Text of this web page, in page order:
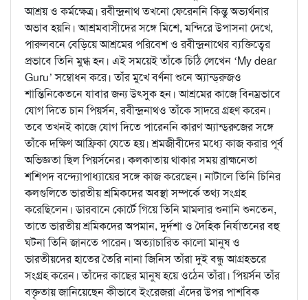
আশ্রয় ও কর্মক্ষেত্র। রবীন্দ্রনাথ তখনো ফেরেননি কিন্তু অভ্যর্থনার
অভাব হয়নি। আশ্রমবাসীদের সঙ্গে মিশে, মন্দিরে উপাসনা দেখে,
পারুলবনে বেড়িয়ে আশ্রমের পরিবেশ ও রবীন্দ্রনাথের ব্যক্তিত্বের
প্রভাবে তিনি মুগ্ধ হন। এই সময়েই তাঁকে চিঠি লেখেন ‘My dear
Guru’ সম্বোধন করে। তাঁর মুখে বর্ণনা শুনে অ্যান্ড্‌রুজও
শান্তিনিকেতনে যাবার জন্য উৎসুক হন। আশ্রমের কাজে বিনম্রভাবে
যোগ দিতে চান পিয়র্সন, রবীন্দ্রনাথও তাঁকে সাদরে গ্রহণ করেন।
তবে তখনই কাজে যোগ দিতে পারেননি কারণ অ্যান্ড্‌রুজের সঙ্গে
তাঁকে দক্ষিণ আফ্রিকা যেতে হয়। শ্রমজীবীদের মধ্যে কাজ করার পূর্ব
অভিজ্ঞতা ছিল পিয়র্সনের। কলকাতায় থাকার সময় ব্রাহ্মনেতা
শশিপদ বন্দ্যোপাধ্যায়ের সঙ্গে কাজ করেছেন। নাটালে তিনি চিনির
কলগুলিতে ভারতীয় শ্রমিকদের অবস্থা সম্পর্কে তথ্য সংগ্রহ
করেছিলেন। ডারবানে কোর্টে গিয়ে তিনি মামলার শুনানি শুনতেন,
তাতে ভারতীয় শ্রমিকদের অপমান, দুর্দশা ও দৈহিক নির্যাতনের বহু
ঘটনা তিনি জানতে পারেন। অত্যাচারিত কালো মানুষ ও
ভারতীয়দের হাতের তৈরি নানা জিনিস তাঁরা দুই বন্ধু আগ্রহভরে
সংগ্রহ করেন। তাঁদের কাছের মানুষ হয়ে ওঠেন তাঁরা। পিয়র্সন তাঁর
বক্তৃতায় জানিয়েছেন কীভাবে ইংরেজরা এঁদের উপর পাশবিক